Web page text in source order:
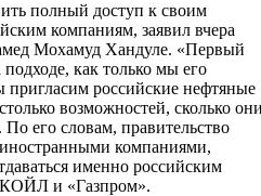
полный доступ к своим
компаниям, заявил вчера
Мохамуд Хандуле. «Первый
как только мы его
российские нефтяные
возможностей, сколько
его словам, правительство
компаниями,
именно российским
и «Газпром».